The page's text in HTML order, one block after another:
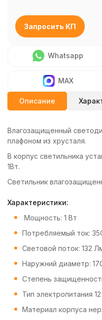
Запросить КП
Whatsapp
MAX
Описание
Влагозащищенный
плафоном из хрусталя.
В корпус светильника
1Вт.
Светильник
Характеристики:
Мощность: 1 Вт
Потребляемый ток:
Световой поток: 132
Наружний диаметр:
Степень
Тип электропитания
Материал корпуса